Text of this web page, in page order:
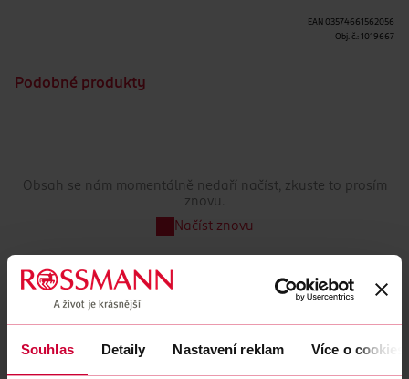
Souhlas Detaily Nastavení reklam Více o cookies
EAN 03574661562056
Obj. č.: 1019667
Podobné produkty
Obsah se nám momentálně nedaří načíst, zkuste to prosím
znovu.
Načíst znovu